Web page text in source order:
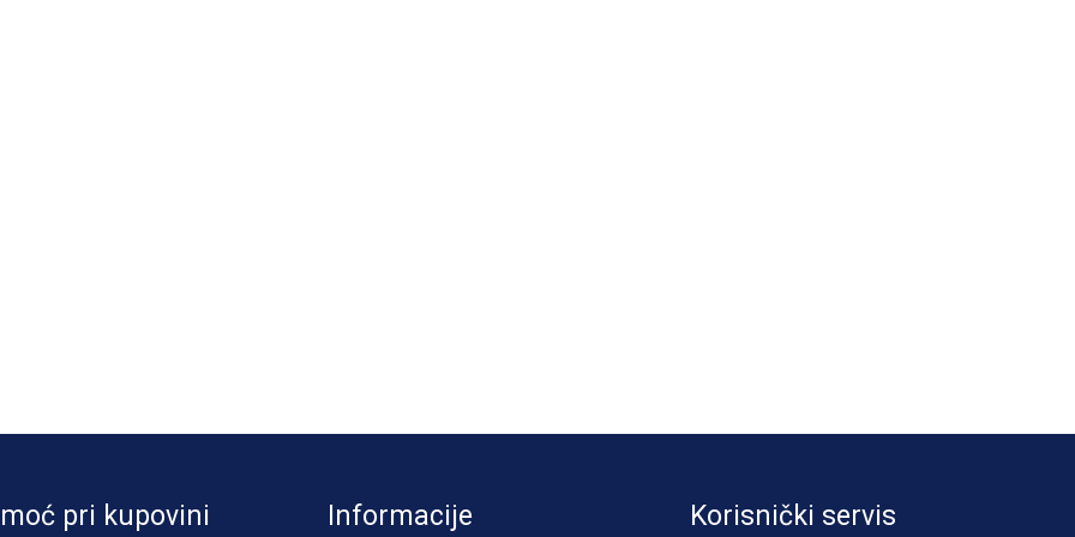
pri kupovini Informacije Korisnički servis